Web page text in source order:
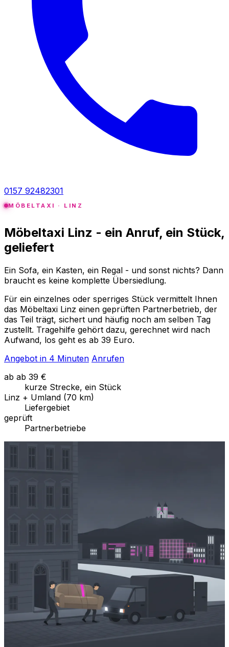
0157 92482301
MÖBELTAXI · LINZ
Möbeltaxi Linz - ein Anruf, ein Stück,
geliefert
Ein Sofa, ein Kasten, ein Regal - und sonst nichts? Dann
braucht es keine komplette Übersiedlung.
Für ein einzelnes oder sperriges Stück vermittelt Ihnen
das Möbeltaxi Linz einen geprüften Partnerbetrieb, der
das Teil trägt, sichert und häufig noch am selben Tag
zustellt. Tragehilfe gehört dazu, gerechnet wird nach
Aufwand, los geht es ab 39 Euro.
Angebot in 4 Minuten Anrufen
ab ab 39 €
kurze Strecke, ein Stück
Linz + Umland (70 km)
Liefergebiet
geprüft
Partnerbetriebe